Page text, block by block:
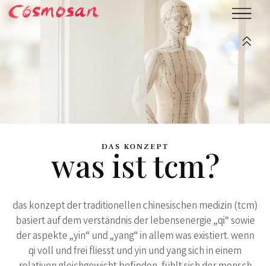
DAS KONZEPT
was ist tcm?
das konzept der traditionellen chinesischen medizin (tcm)
basiert auf dem verständnis der lebensenergie „qi“ sowie
der aspekte „yin“ und „yang“ in allem was existiert. wenn
qi voll und frei fliesst und yin und yang sich in einem